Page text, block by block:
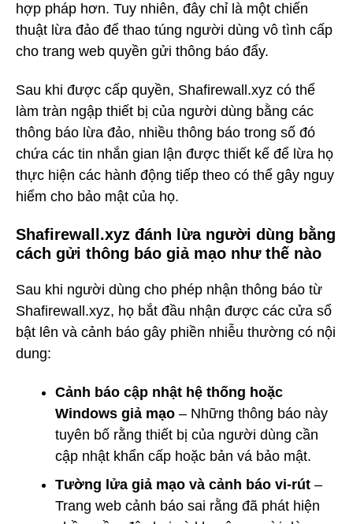
hợp pháp hơn. Tuy nhiên, đây chỉ là một chiến
thuật lừa đảo để thao túng người dùng vô tình cấp
cho trang web quyền gửi thông báo đẩy.
Sau khi được cấp quyền, Shafirewall.xyz có thể
làm tràn ngập thiết bị của người dùng bằng các
thông báo lừa đảo, nhiều thông báo trong số đó
chứa các tin nhắn gian lận được thiết kế để lừa họ
thực hiện các hành động tiếp theo có thể gây nguy
hiểm cho bảo mật của họ.
Shafirewall.xyz đánh lừa người dùng bằng
cách gửi thông báo giả mạo như thế nào
Sau khi người dùng cho phép nhận thông báo từ
Shafirewall.xyz, họ bắt đầu nhận được các cửa sổ
bật lên và cảnh báo gây phiền nhiễu thường có nội
dung:
Cảnh báo cập nhật hệ thống hoặc
Windows giả mạo – Những thông báo này
tuyên bố rằng thiết bị của người dùng cần
cập nhật khẩn cấp hoặc bản vá bảo mật.
Tường lửa giả mạo và cảnh báo vi-rút –
Trang web cảnh báo sai rằng đã phát hiện